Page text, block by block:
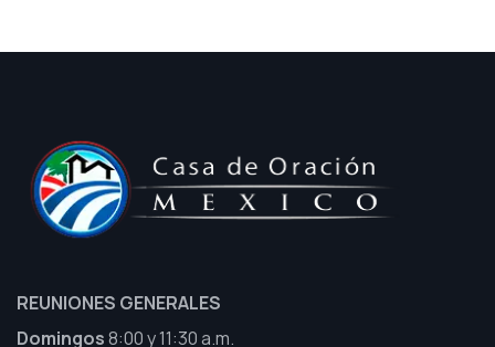
REUNIONES GENERALES
Domingos8:00 y 11:30 a.m.